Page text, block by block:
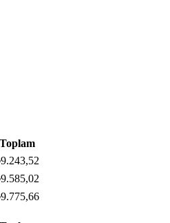
Toplam
9.243,52
9.585,02
9.775,66